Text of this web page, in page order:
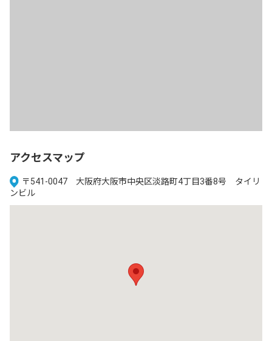
アクセスマップ
〒541-0047 大阪府大阪市中央区淡路町4丁目3番8号 タイリ
ンビル